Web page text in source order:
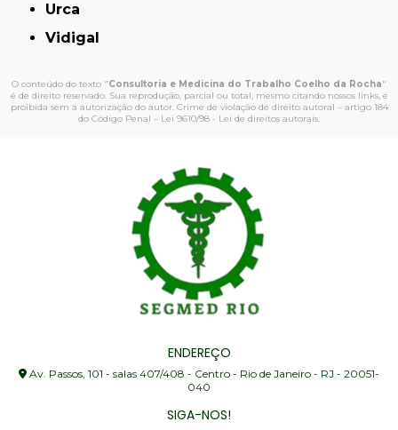
Urca
Vidigal
O conteúdo do texto "Consultoria e Medicina do Trabalho Coelho da Rocha"
é de direito reservado. Sua reprodução, parcial ou total, mesmo citando nossos links, é
proibida sem a autorização do autor. Crime de violação de direito autoral – artigo 184
do Código Penal – Lei 9610/98 - Lei de direitos autorais.
ENDEREÇO
Av. Passos, 101 - salas 407/408 - Centro - Rio de Janeiro - RJ - 20051-
040
SIGA-NOS!